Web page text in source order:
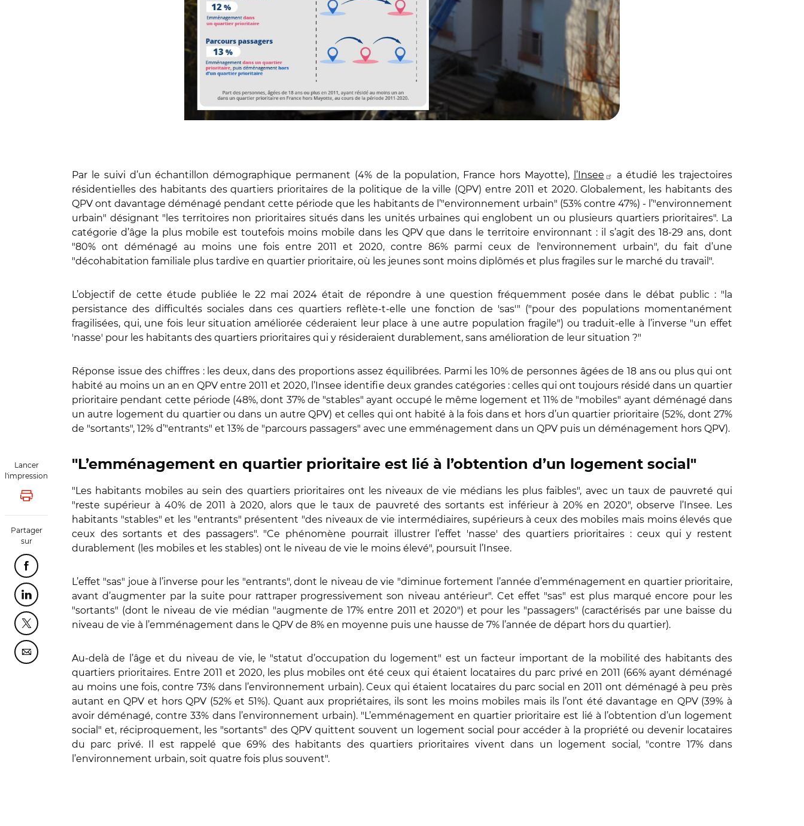
Lancer
l'impression
Lancer l'impression
Partager
sur
Partager cette page sur Facebook
Partager cette page sur Linkedin
Partager cette page sur Twitter
Partager cette page sur Courriel
Par le suivi d’un échantillon démographique permanent (4% de la population, France hors Mayotte), l’Insee
a étudié les trajectoires
résidentielles des habitants des quartiers prioritaires de la politique de la ville (QPV) entre 2011 et 2020. Globalement, les habitants des
QPV ont davantage déménagé pendant cette période que les habitants de l’"environnement urbain" (53% contre 47%) - l’"environnement
urbain" désignant "les territoires non prioritaires situés dans les unités urbaines qui englobent un ou plusieurs quartiers prioritaires". La
catégorie d’âge la plus mobile est toutefois moins mobile dans les QPV que dans le territoire environnant : il s’agit des 18-29 ans, dont
"80% ont déménagé au moins une fois entre 2011 et 2020, contre 86% parmi ceux de l'environnement urbain", du fait d’une
"décohabitation familiale plus tardive en quartier prioritaire, où les jeunes sont moins diplômés et plus fragiles sur le marché du travail".
L’objectif de cette étude publiée le 22 mai 2024 était de répondre à une question fréquemment posée dans le débat public : "la
persistance des difficultés sociales dans ces quartiers reflète-t-elle une fonction de 'sas'" ("pour des populations momentanément
fragilisées, qui, une fois leur situation améliorée céderaient leur place à une autre population fragile") ou traduit-elle à l’inverse "un effet
'nasse' pour les habitants des quartiers prioritaires qui y résideraient durablement, sans amélioration de leur situation ?"
Réponse issue des chiffres : les deux, dans des proportions assez équilibrées. Parmi les 10% de personnes âgées de 18 ans ou plus qui ont
habité au moins un an en QPV entre 2011 et 2020, l’Insee identifie deux grandes catégories : celles qui ont toujours résidé dans un quartier
prioritaire pendant cette période (48%, dont 37% de "stables" ayant occupé le même logement et 11% de "mobiles" ayant déménagé dans
un autre logement du quartier ou dans un autre QPV) et celles qui ont habité à la fois dans et hors d’un quartier prioritaire (52%, dont 27%
de "sortants", 12% d’"entrants" et 13% de "parcours passagers" avec une emménagement dans un QPV puis un déménagement hors QPV).
"L’emménagement en quartier prioritaire est lié à l’obtention d’un logement social"
"Les habitants mobiles au sein des quartiers prioritaires ont les niveaux de vie médians les plus faibles", avec un taux de pauvreté qui
"reste supérieur à 40% de 2011 à 2020, alors que le taux de pauvreté des sortants est inférieur à 20% en 2020", observe l’Insee. Les
habitants "stables" et les "entrants" présentent "des niveaux de vie intermédiaires, supérieurs à ceux des mobiles mais moins élevés que
ceux des sortants et des passagers". "Ce phénomène pourrait illustrer l’effet 'nasse' des quartiers prioritaires : ceux qui y restent
durablement (les mobiles et les stables) ont le niveau de vie le moins élevé", poursuit l’Insee.
L’effet "sas" joue à l’inverse pour les "entrants", dont le niveau de vie "diminue fortement l’année d’emménagement en quartier prioritaire,
avant d’augmenter par la suite pour rattraper progressivement son niveau antérieur". Cet effet "sas" est plus marqué encore pour les
"sortants" (dont le niveau de vie médian "augmente de 17% entre 2011 et 2020") et pour les "passagers" (caractérisés par une baisse du
niveau de vie à l’emménagement dans le QPV de 8% en moyenne puis une hausse de 7% l’année de départ hors du quartier).
Au-delà de l’âge et du niveau de vie, le "statut d’occupation du logement" est un facteur important de la mobilité des habitants des
quartiers prioritaires. Entre 2011 et 2020, les plus mobiles ont été ceux qui étaient locataires du parc privé en 2011 (66% ayant déménagé
au moins une fois, contre 73% dans l’environnement urbain). Ceux qui étaient locataires du parc social en 2011 ont déménagé à peu près
autant en QPV et hors QPV (52% et 51%). Quant aux propriétaires, ils sont les moins mobiles mais ils l’ont été davantage en QPV (39% à
avoir déménagé, contre 33% dans l’environnement urbain). "L’emménagement en quartier prioritaire est lié à l’obtention d’un logement
social" et, réciproquement, les "sortants" des QPV quittent souvent un logement social pour accéder à la propriété ou devenir locataires
du parc privé. Il est rappelé que 69% des habitants des quartiers prioritaires vivent dans un logement social, "contre 17% dans
l’environnement urbain, soit quatre fois plus souvent".